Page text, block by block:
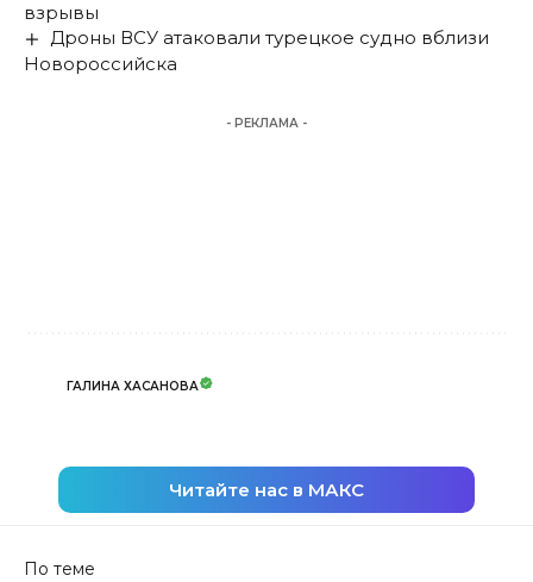
взрывы
Дроны ВСУ атаковали турецкое судно вблизи
Новороссийска
- РЕКЛАМА -
ГАЛИНА ХАСАНОВА
Читайте нас в МАКС
По теме